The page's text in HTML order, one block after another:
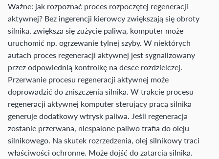
Ważne: jak rozpoznać proces rozpoczętej regeneracji
aktywnej? Bez ingerencji kierowcy zwiększają się obroty
silnika, zwiększa się zużycie paliwa, komputer może
uruchomić np. ogrzewanie tylnej szyby. W niektórych
autach proces regeneracji aktywnej jest sygnalizowany
przez odpowiednią kontrolkę na desce rozdzielczej.
Przerwanie procesu regeneracji aktywnej może
doprowadzić do zniszczenia silnika. W trakcie procesu
regeneracji aktywnej komputer sterujący pracą silnika
generuje dodatkowy wtrysk paliwa. Jeśli regeneracja
zostanie przerwana, niespalone paliwo trafia do oleju
silnikowego. Na skutek rozrzedzenia, olej silnikowy traci
właściwości ochronne. Może dojść do zatarcia silnika.